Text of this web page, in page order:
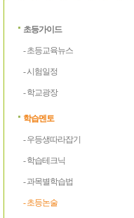
초등가이드
- 초등교육뉴스
- 시험일정
- 학교광장
학습멘토
- 우등생따라잡기
- 학습테크닉
- 과목별학습법
- 초등논술